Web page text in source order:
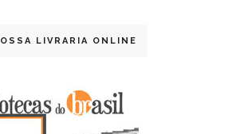
LIVRARIA ONLINE